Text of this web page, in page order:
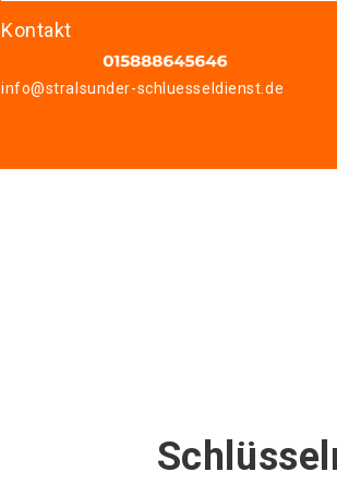
Kontakt
info@stralsunder-schluesseldienst.de